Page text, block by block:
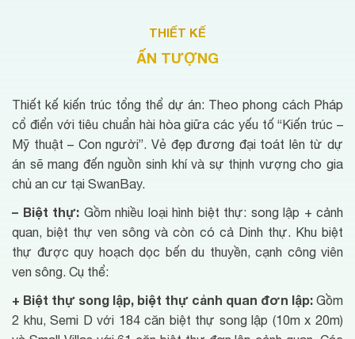
THIẾT KẾ
ẤN TƯỢNG
Thiết kế kiến trúc tổng thể dự án: Theo phong cách Pháp
cổ điển với tiêu chuẩn hài hòa giữa các yếu tố “Kiến trúc –
Mỹ thuật – Con người”. Vẻ đẹp đương đại toát lên từ dự
án sẽ mang đến nguồn sinh khí và sự thịnh vượng cho gia
chủ an cư tại SwanBay.
– Biệt thự: Gồm nhiều loại hình biệt thự: song lập + cảnh
quan, biệt thự ven sông và còn có cả Dinh thự. Khu biệt
thự được quy hoạch dọc bến du thuyền, cạnh công viên
ven sông. Cụ thể:
+ Biệt thự song lập, biệt thự cảnh quan đơn lập: Gồm
2 khu, Semi D với 184 căn biệt thự song lập (10m x 20m)